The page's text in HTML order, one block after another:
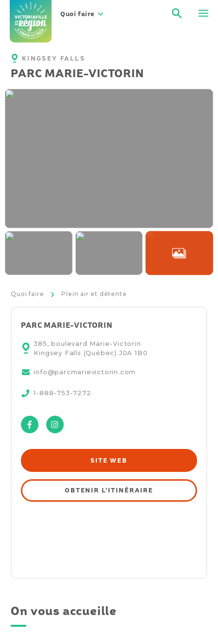
contenu
Quoi faire
KINGSEY FALLS
PARC MARIE-VICTORIN
Quoi faire >
Plein air et détente
PARC MARIE-VICTORIN
385, boulevard Marie-Victorin
Kingsey Falls (Québec) J0A 1B0
info@parcmarievictorin.com
1-888-753-7272
FacebookInstagram
SITE WEB
OBTENIR L'ITINÉRAIRE
On vous accueille